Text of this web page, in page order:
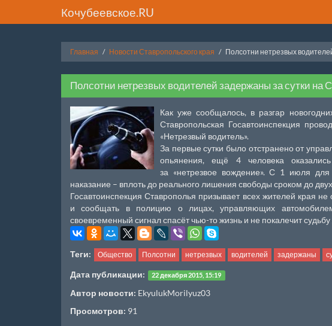
Кочубеевское.RU
Главная Новости Ставропольского края Полсотни нетрезвых
Полсотни нетрезвых водителей задержаны за сутки на
Как уже сообщалось, в разгар
Ставропольская Госавтоинспекция
«Нетрезвый водитель».
За первые сутки было отстранено от
опьянения, ещё 4 человека
за «нетрезвое вождение». С 1 июля для
наказание – вплоть до реального лишения свободы сроком до
Госавтоинспекция Ставрополья призывает всех жителей края
и сообщать в полицию о лицах, управляющих
своевременный сигнал спасёт чью-то жизнь и не покалечит
Теги: Общество Полсотни нетрезвых водителей задержаны
Дата публикации: 22 декабря 2015, 15:19
Автор новости: EkyulukMorilyuz03
Просмотров: 91